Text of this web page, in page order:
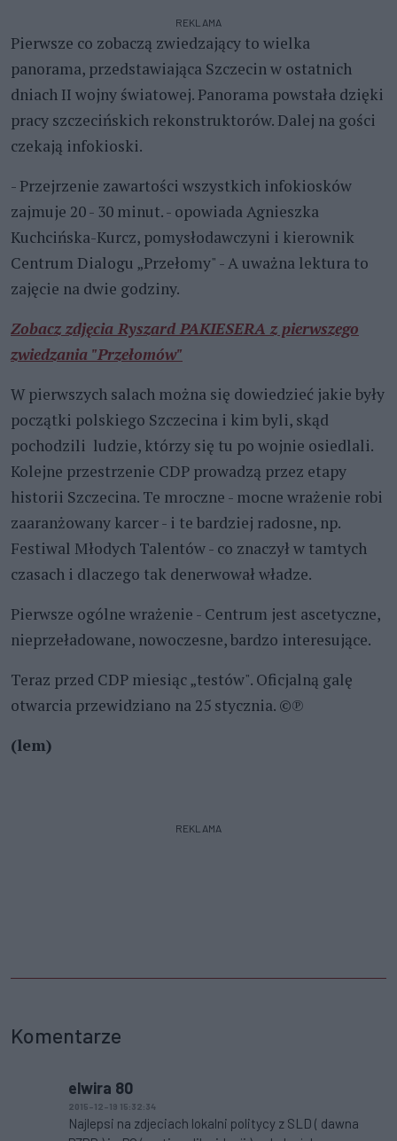
REKLAMA
Pierwsze co zobaczą zwiedzający to wielka
panorama, przedstawiająca Szczecin w ostatnich
dniach II wojny światowej. Panorama powstała dzięki
pracy szczecińskich rekonstruktorów. Dalej na gości
czekają infokioski.
- Przejrzenie zawartości wszystkich infokiosków
zajmuje 20 - 30 minut. - opowiada Agnieszka
Kuchcińska-Kurcz, pomysłodawczyni i kierownik
Centrum Dialogu „Przełomy" - A uważna lektura to
zajęcie na dwie godziny.
Zobacz zdjęcia Ryszard PAKIESERA z pierwszego
zwiedzania "Przełomów"
W pierwszych salach można się dowiedzieć jakie były
początki polskiego Szczecina i kim byli, skąd
pochodzili ludzie, którzy się tu po wojnie osiedlali.
Kolejne przestrzenie CDP prowadzą przez etapy
historii Szczecina. Te mroczne - mocne wrażenie robi
zaaranżowany karcer - i te bardziej radosne, np.
Festiwal Młodych Talentów - co znaczył w tamtych
czasach i dlaczego tak denerwował władze.
Pierwsze ogólne wrażenie - Centrum jest ascetyczne,
nieprzeładowane, nowoczesne, bardzo interesujące.
Teraz przed CDP miesiąc „testów". Oficjalną galę
otwarcia przewidziano na 25 stycznia. ©℗
(lem)
REKLAMA
Komentarze
elwira 80
2015-12-19 15:32:34
Najlepsi na zdjeciach lokalni politycy z SLD ( dawna